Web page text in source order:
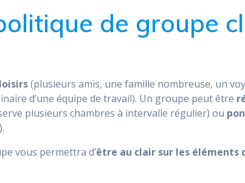
de groupe
loisirs(plusieurs amis, une famille nombreuse, un
d’une équipe de travail). Un groupe peut être
plusieurs chambres à intervalle régulier) ou
vous permettra d’être au clair sur les éléments